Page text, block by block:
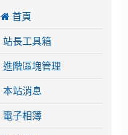
 首頁
站長工具箱
進階區塊管理
本站消息
電子相簿